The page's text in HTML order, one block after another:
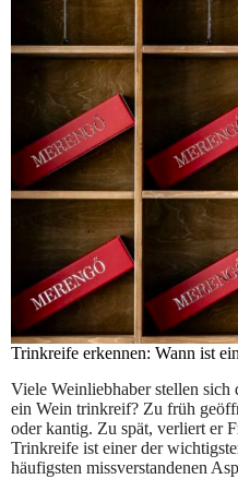
Trinkreife erkennen: Wann ist
Viele Weinliebhaber stellen sich
ein Wein trinkreif? Zu früh
oder kantig. Zu spät, verliert er
Trinkreife ist einer der
häufigsten missverstandenen